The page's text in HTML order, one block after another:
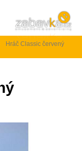
Hráč Classic červený